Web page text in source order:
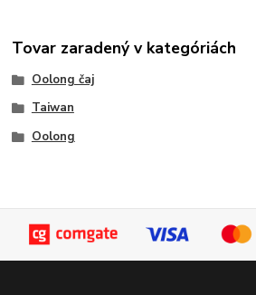
Tovar zaradený v kategóriách
Oolong čaj
Taiwan
Oolong